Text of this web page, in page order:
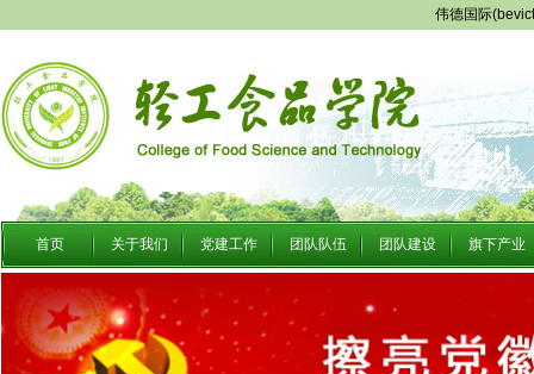
伟德国际
首页 关于我们 党建工作 团队队伍 团队建设 旗下产业